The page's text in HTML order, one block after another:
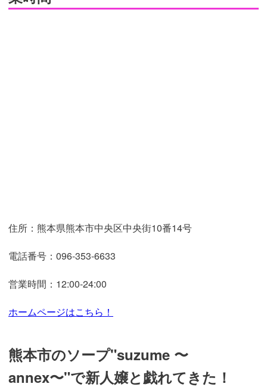
住所：熊本県熊本市中央区中央街10番14号
電話番号：096-353-6633
営業時間：12:00-24:00
ホームページはこちら！
熊本市のソープ"suzume 〜
annex〜"で新人嬢と戯れてきた！